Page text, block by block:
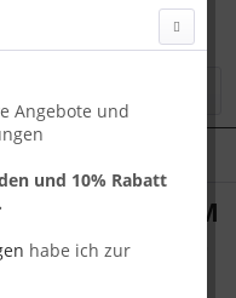
Koffer M
| Polycarbonat-
Angebote und
und 10% Rabatt
habe ich zur